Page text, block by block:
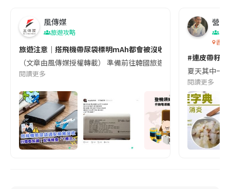
風傳媒
旅遊攻略
旅遊注意｜搭飛機帶尿袋標明mAh都會被沒收😱出發前切記檢查
（文章由風傳媒授權轉載） 準備前往韓國旅遊的民眾，近期要
閱讀更多
營養
香港
#連皮帶籽
夏天其中一
閱讀更多